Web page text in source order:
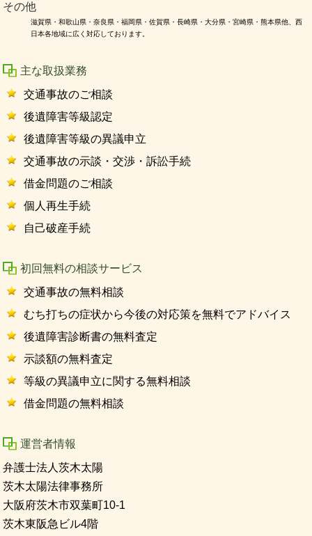
その他
滋賀県・和歌山県・奈良県・福岡県・佐賀県・長崎県・大分県・宮崎県・熊本県他、西
日本各地域に広く対応しております。
主な取扱業務
交通事故のご相談
後遺障害等級認定
後遺障害等級の異議申立
交通事故の示談・交渉・訴訟手続
借金問題のご相談
個人再生手続
自己破産手続
初回無料の相談サービス
交通事故の無料相談
むち打ちの症状から今後の対応策を無料でアドバイス
後遺障害診断書の無料査定
示談額の無料査定
等級の異議申立に関する無料相談
借金問題の無料相談
運営者情報
弁護士法人茨木太陽
茨木太陽法律事務所
大阪府茨木市双葉町10-1
茨木東阪急ビル4階